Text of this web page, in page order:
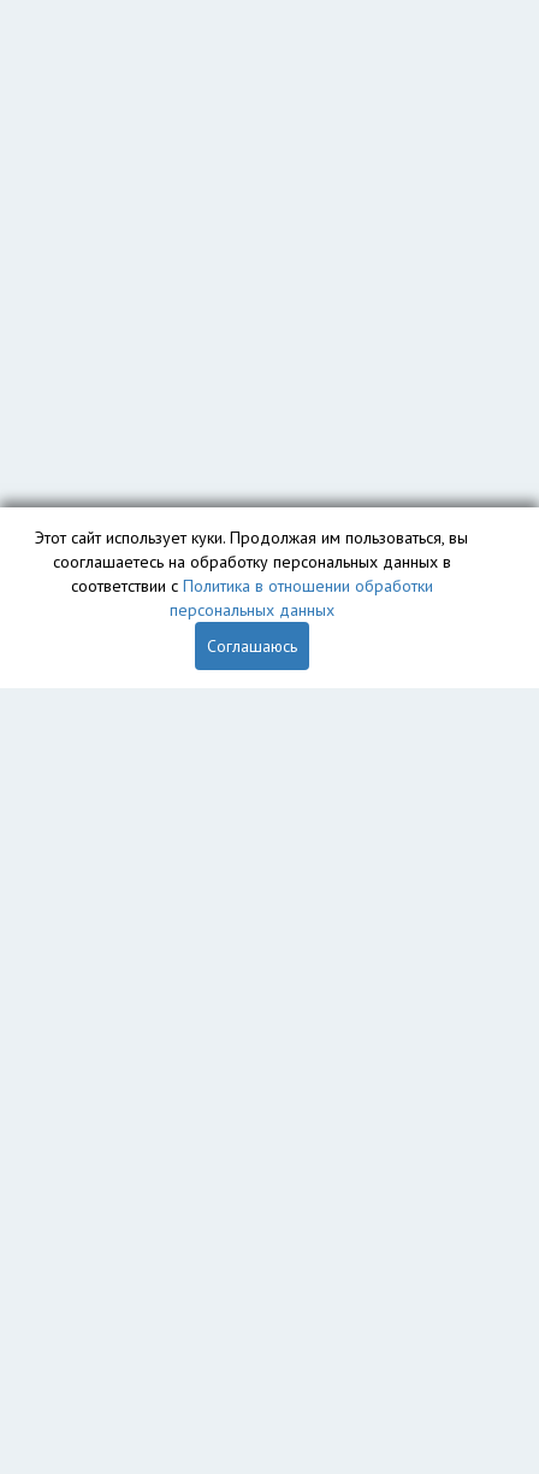
Этот сайт использует куки. Продолжая им пользоваться, вы
сооглашаетесь на обработку персональных данных в
соответствии с Политика в отношении обработки
персональных данных
Соглашаюсь